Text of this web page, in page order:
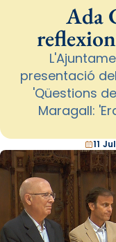
Ada
presentació
'Qüestions
Maragall:
11